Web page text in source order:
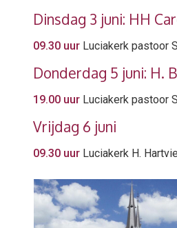
Dinsdag 3 juni: HH
09.30 uur Luciakerk pastoor
Donderdag 5 juni: H.
19.00 uur Luciakerk pastoor
Vrijdag 6 juni
09.30 uur Luciakerk H.